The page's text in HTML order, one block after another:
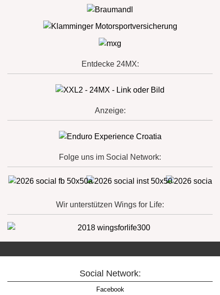
Entdecke 24MX:
Anzeige:
Folge uns im Social Network:
Wir unterstützen Wings for Life:
Social Network:
Facebook